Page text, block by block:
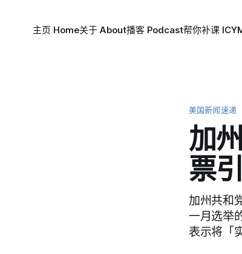
主页 Home关于 About播客 Podcast帮你补课
美国新闻速递
加
票
加州共和
一月选举
表示将「